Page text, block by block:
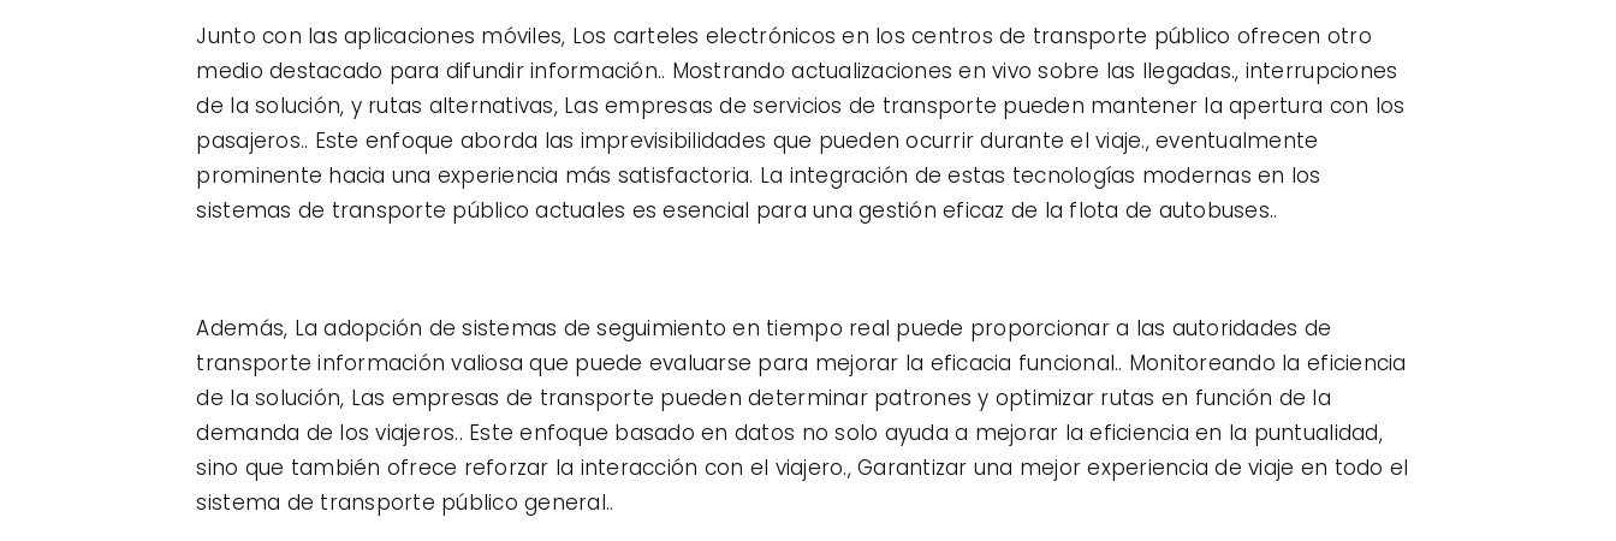
Junto con las aplicaciones móviles, Los carteles electrónicos en los centros de transporte público ofrecen otro
medio destacado para difundir información.. Mostrando actualizaciones en vivo sobre las llegadas., interrupciones
de la solución, y rutas alternativas, Las empresas de servicios de transporte pueden mantener la apertura con los
pasajeros.. Este enfoque aborda las imprevisibilidades que pueden ocurrir durante el viaje., eventualmente
prominente hacia una experiencia más satisfactoria. La integración de estas tecnologías modernas en los
sistemas de transporte público actuales es esencial para una gestión eficaz de la flota de autobuses..
Además, La adopción de sistemas de seguimiento en tiempo real puede proporcionar a las autoridades de
transporte información valiosa que puede evaluarse para mejorar la eficacia funcional.. Monitoreando la eficiencia
de la solución, Las empresas de transporte pueden determinar patrones y optimizar rutas en función de la
demanda de los viajeros.. Este enfoque basado en datos no solo ayuda a mejorar la eficiencia en la puntualidad,
sino que también ofrece reforzar la interacción con el viajero., Garantizar una mejor experiencia de viaje en todo el
sistema de transporte público general..